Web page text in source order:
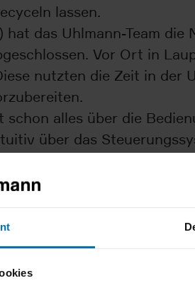
lassen.
das Uhlmann-Team
Vor Ort in
nutzten die Zeit in
alles über die
über das
up“, so Tobias
BEC 400, mit der
Produkte